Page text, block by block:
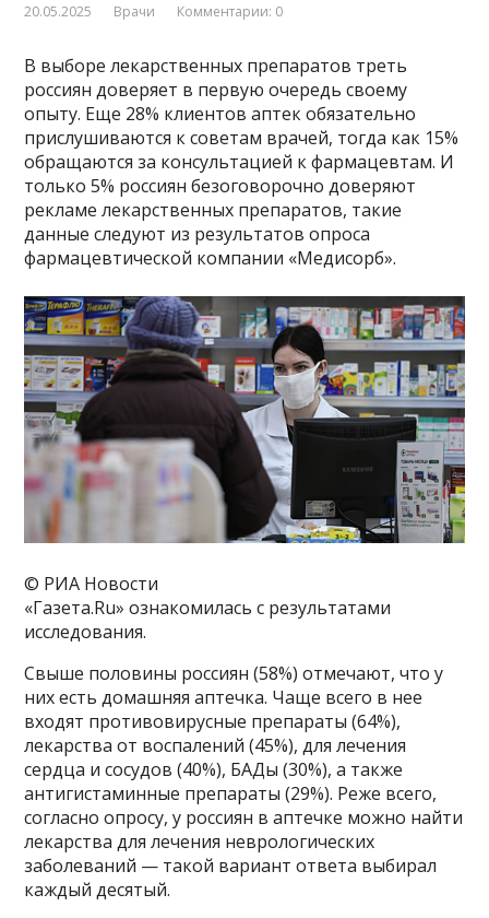
20.05.2025 Врачи Комментарии: 0
В выборе лекарственных препаратов треть
россиян доверяет в первую очередь своему
опыту. Еще 28% клиентов аптек обязательно
прислушиваются к советам врачей, тогда как 15%
обращаются за консультацией к фармацевтам. И
только 5% россиян безоговорочно доверяют
рекламе лекарственных препаратов, такие
данные следуют из результатов опроса
фармацевтической компании «Медисорб».
© РИА Новости
«Газета.Ru» ознакомилась с результатами
исследования.
Свыше половины россиян (58%) отмечают, что у
них есть домашняя аптечка. Чаще всего в нее
входят противовирусные препараты (64%),
лекарства от воспалений (45%), для лечения
сердца и сосудов (40%), БАДы (30%), а также
антигистаминные препараты (29%). Реже всего,
согласно опросу, у россиян в аптечке можно найти
лекарства для лечения неврологических
заболеваний — такой вариант ответа выбирал
каждый десятый.